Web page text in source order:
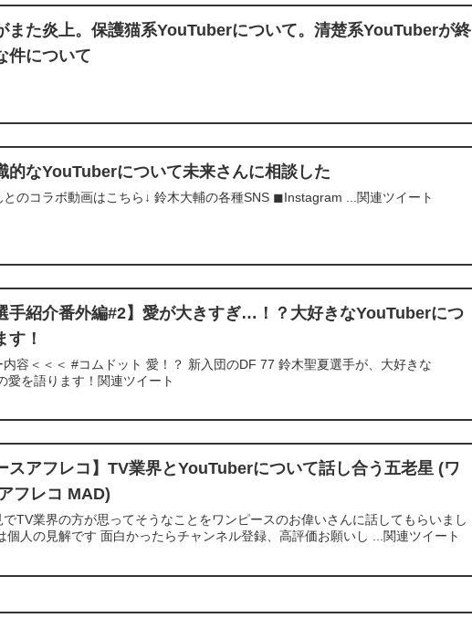
また炎上。保護猫系YouTuberについて。清楚系YouTuberが終
件について
的なYouTuberについて未来さんに相談した
とのコラボ動画はこちら↓ 鈴木大輔の各種SNS ◼︎Instagram ...関連ツイート
手紹介番外編#2】愛が大きすぎ…！？大好きなYouTuberにつ
す！
内容＜＜＜ #コムドット 愛！？ 新入団のDF 77 鈴木聖夏選手が、大好きな
愛を語ります！関連ツイート
スアフレコ】TV業界とYouTuberについて話し合う五老星 (ワ
フレコ MAD)
TV業界の方が思ってそうなことをワンピースのお偉いさんに話してもらいまし
人の見解です 面白かったらチャンネル登録、高評価お願いし ...関連ツイート